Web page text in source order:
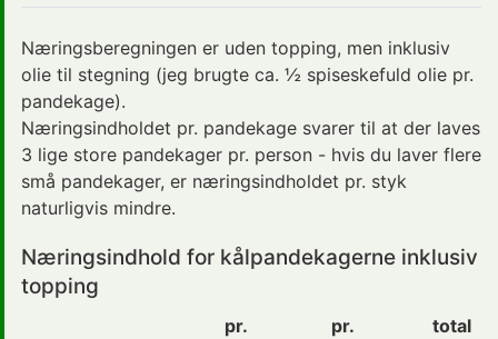
Næringsberegningen er uden topping, men inklusiv
olie til stegning (jeg brugte ca. ½ spiseskefuld olie pr.
pandekage).
Næringsindholdet pr. pandekage svarer til at der laves
3 lige store pandekager pr. person - hvis du laver flere
små pandekager, er næringsindholdet pr. styk
naturligvis mindre.
Næringsindhold for kålpandekagerne inklusiv
topping
pr.
pr.
total